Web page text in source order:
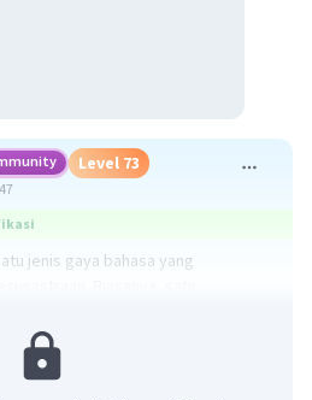
Level 73
jenis gaya bahasa yang
Dalam hal ini, satir memang
sarkas.